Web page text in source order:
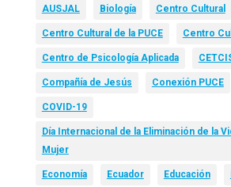
AUSJAL Biología Centro Cultural
Centro Cultural de la PUCE Centro
Centro de Psicología Aplicada
Compañía de Jesús Conexión PUCE
COVID-19
Día Internacional de la Eliminación de la
Mujer
Economía Ecuador Educación